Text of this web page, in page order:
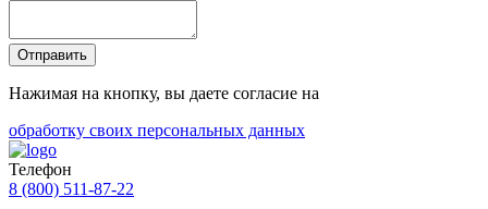
Отправить
Нажимая на кнопку, вы даете согласие на
обработку своих персональных данных
Телефон
8 (800) 511-87-22